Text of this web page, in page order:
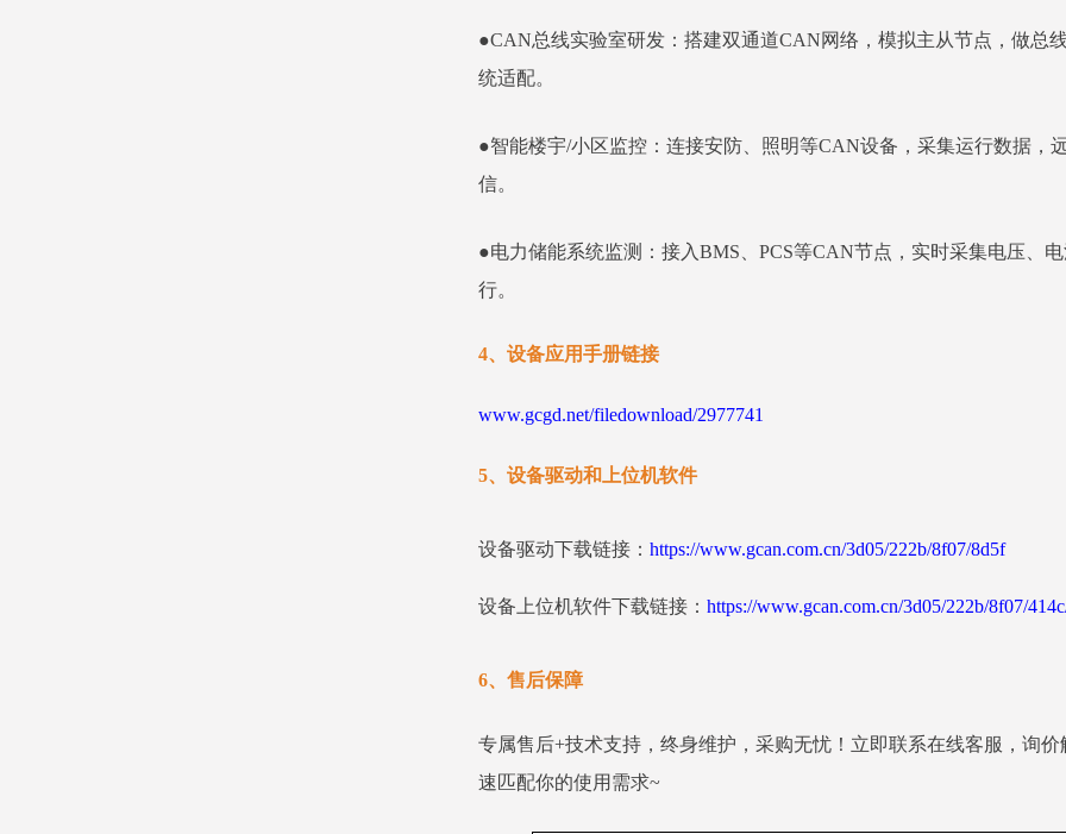
●CAN总线实验室研发：搭建双通道CAN网络，模拟主从节点，做总
统适配。
●智能楼宇/小区监控：连接安防、照明等CAN设备，采集运行数据，
信。
●电力储能系统监测：接入BMS、PCS等CAN节点，实时采集电压、
行。
4、设备应用手册链接
www.gcgd.net/filedownload/2977741
5、设备驱动和上位机软件
设备驱动下载链接： https://www.gcan.com.cn/3d05/222b/8f07/8d5f
设备上位机软件下载链接： https://www.gcan.com.cn/3d05/222b/8f07/
6、售后保障
专属售后+技术支持，终身维护，采购无忧！立即联系在线客服，询
速匹配你的使用需求~